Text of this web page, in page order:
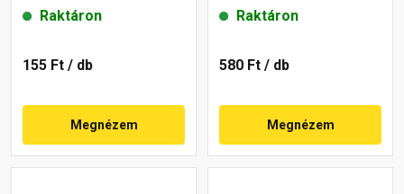
Raktáron
155 Ft / db
Megnézem
Raktáron
580 Ft / db
Megnézem